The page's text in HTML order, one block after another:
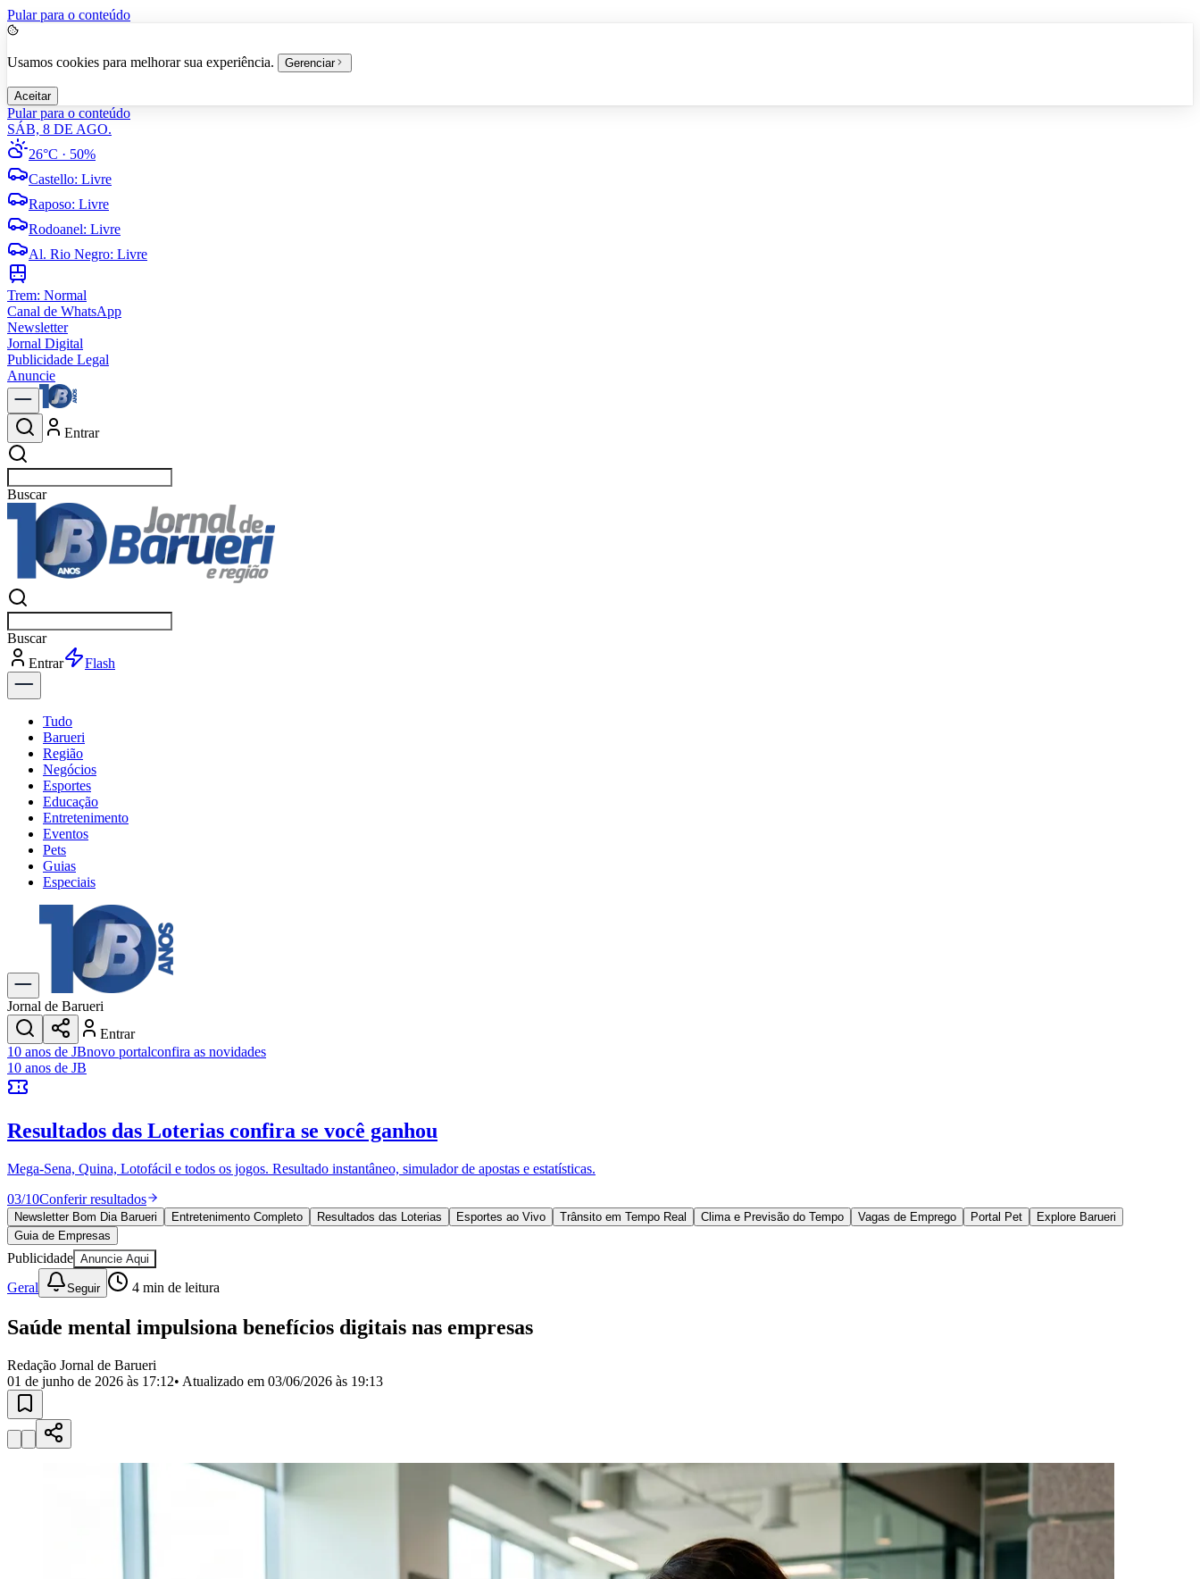
Pular para o conteúdo
Usamos cookies para melhorar sua experiência. Gerenciar
Aceitar
Pular para o conteúdo
SÁB, 8 DE AGO.
26°C · 50%
Castello: Livre
Raposo: Livre
Rodoanel: Livre
Al. Rio Negro: Livre
Trem: Normal
Canal de WhatsApp
Newsletter
Jornal Digital
Publicidade Legal
Anuncie
Entrar
Buscaresportes
Buscaresportes
Entrar
Flash
Tudo
Barueri
Região
Negócios
Esportes
Educação
Entretenimento
Eventos
Pets
Guias
Especiais
Explore Tudo
Últimas Notícias
Previsão do Tempo
Trânsito e Rotas
Dia a Dia & Lazer
Transportes
Gastronomia
Cinema & Shows
JogosNovo
Anuncie no Portal
Cadastrar Empresa
Divulgar Vagas Novo
Publicidade Legal
Política
Eleições
Esportes
Saúde
Segurança
Cultura
Obras
Educação
Bairros de Barueri
Selecione sua região
AldeiaAldeia da Serra
JandiraJardim AudirJardim BelvalJardim CalifórniaJardim dos AltosJardim dos CamargosJardim EsperançaJardim GrazielaJardim IracemaJardim ItaquitiJardim JulioJardim LíbanoJardim Maria
Jardim MutingaJardim Paraíso Jardim ReginaliceJardim São Luís Jardim São Pedro Jardim São Silvestre Jardim Silveira Jardim Tupanci
Parque Imperial Parque Viana Pirapora do Bom Jesus Recanto PhrynéaSantana de Parnaíba SilveiraTamboré Vale do SolVila Barros
Votupoca
Jornal de Barueri
Entrar
10 anos de JBnovo portalconfira as novidades
10 anos de JB
Resultados das Loterias confira se você ganhou
Mega-Sena, Quina, Lotofácil e todos os jogos. Resultado instantâneo, simulador de apostas e estatísticas.
03/10Conferir resultados
Newsletter Bom Dia Barueri Entretenimento Completo Resultados das Loterias Esportes ao Vivo Trânsito em Tempo Real Clima e Previsão do Tempo Vagas de Emprego Portal Pet
Explore Barueri
Guia de Empresas
Publicidade Anuncie Aqui
Geral Seguir 4 min de leitura
Saúde mental impulsiona benefícios digitais nas empresas
Redação Jornal de Barueri
01 de junho de 2026 às 17:12• Atualizado em 03/06/2026 às 19:13